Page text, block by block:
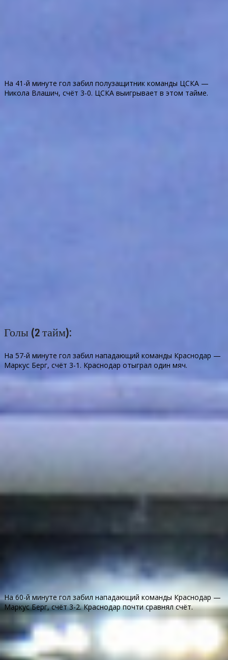
На 41-й минуте гол забил полузащитник команды ЦСКА —
Никола Влашич, счёт 3-0. ЦСКА выигрывает в этом тайме.
Голы (2 тайм):
На 57-й минуте гол забил нападающий команды Краснодар —
Маркус Берг, счёт 3-1. Краснодар отыграл один мяч.
На 60-й минуте гол забил нападающий команды Краснодар —
Маркус Берг, счёт 3-2. Краснодар почти сравнял счёт.